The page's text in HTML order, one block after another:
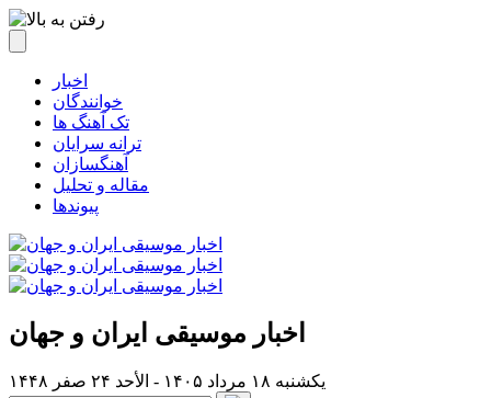
اخبار
خوانندگان
تک آهنگ ها
ترانه سرایان
آهنگسازان
مقاله و تحلیل
پیوندها
اخبار موسیقی ایران و جهان
یکشنبه ۱۸ مرداد ۱۴۰۵ - الأحد ۲۴ صفر ۱۴۴۸